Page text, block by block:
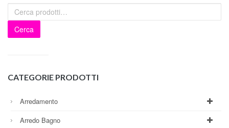
Cerca
CATEGORIE PRODOTTI
Arredamento
Arredo Bagno